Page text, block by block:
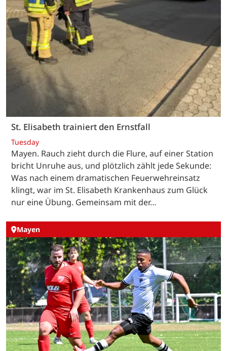
St. Elisabeth trainiert den Ernstfall
Tuesday
Mayen. Rauch zieht durch die Flure, auf einer Station
bricht Unruhe aus, und plötzlich zählt jede Sekunde:
Was nach einem dramatischen Feuerwehreinsatz
klingt, war im St. Elisabeth Krankenhaus zum Glück
nur eine Übung. Gemeinsam mit der…
Mayen